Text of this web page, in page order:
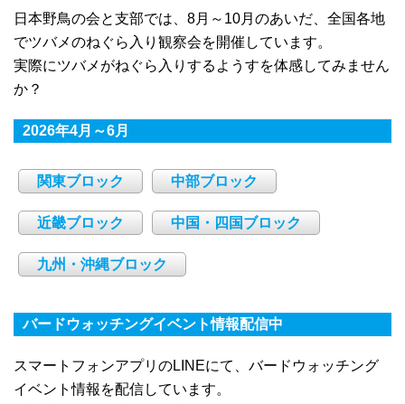
日本野鳥の会と支部では、8月～10月のあいだ、全国各地
でツバメのねぐら入り観察会を開催しています。
実際にツバメがねぐら入りするようすを体感してみません
か？
2026年4月～6月
関東ブロック 中部ブロック
近畿ブロック 中国・四国ブロック
九州・沖縄ブロック
バードウォッチングイベント情報配信中
スマートフォンアプリのLINEにて、バードウォッチング
イベント情報を配信しています。